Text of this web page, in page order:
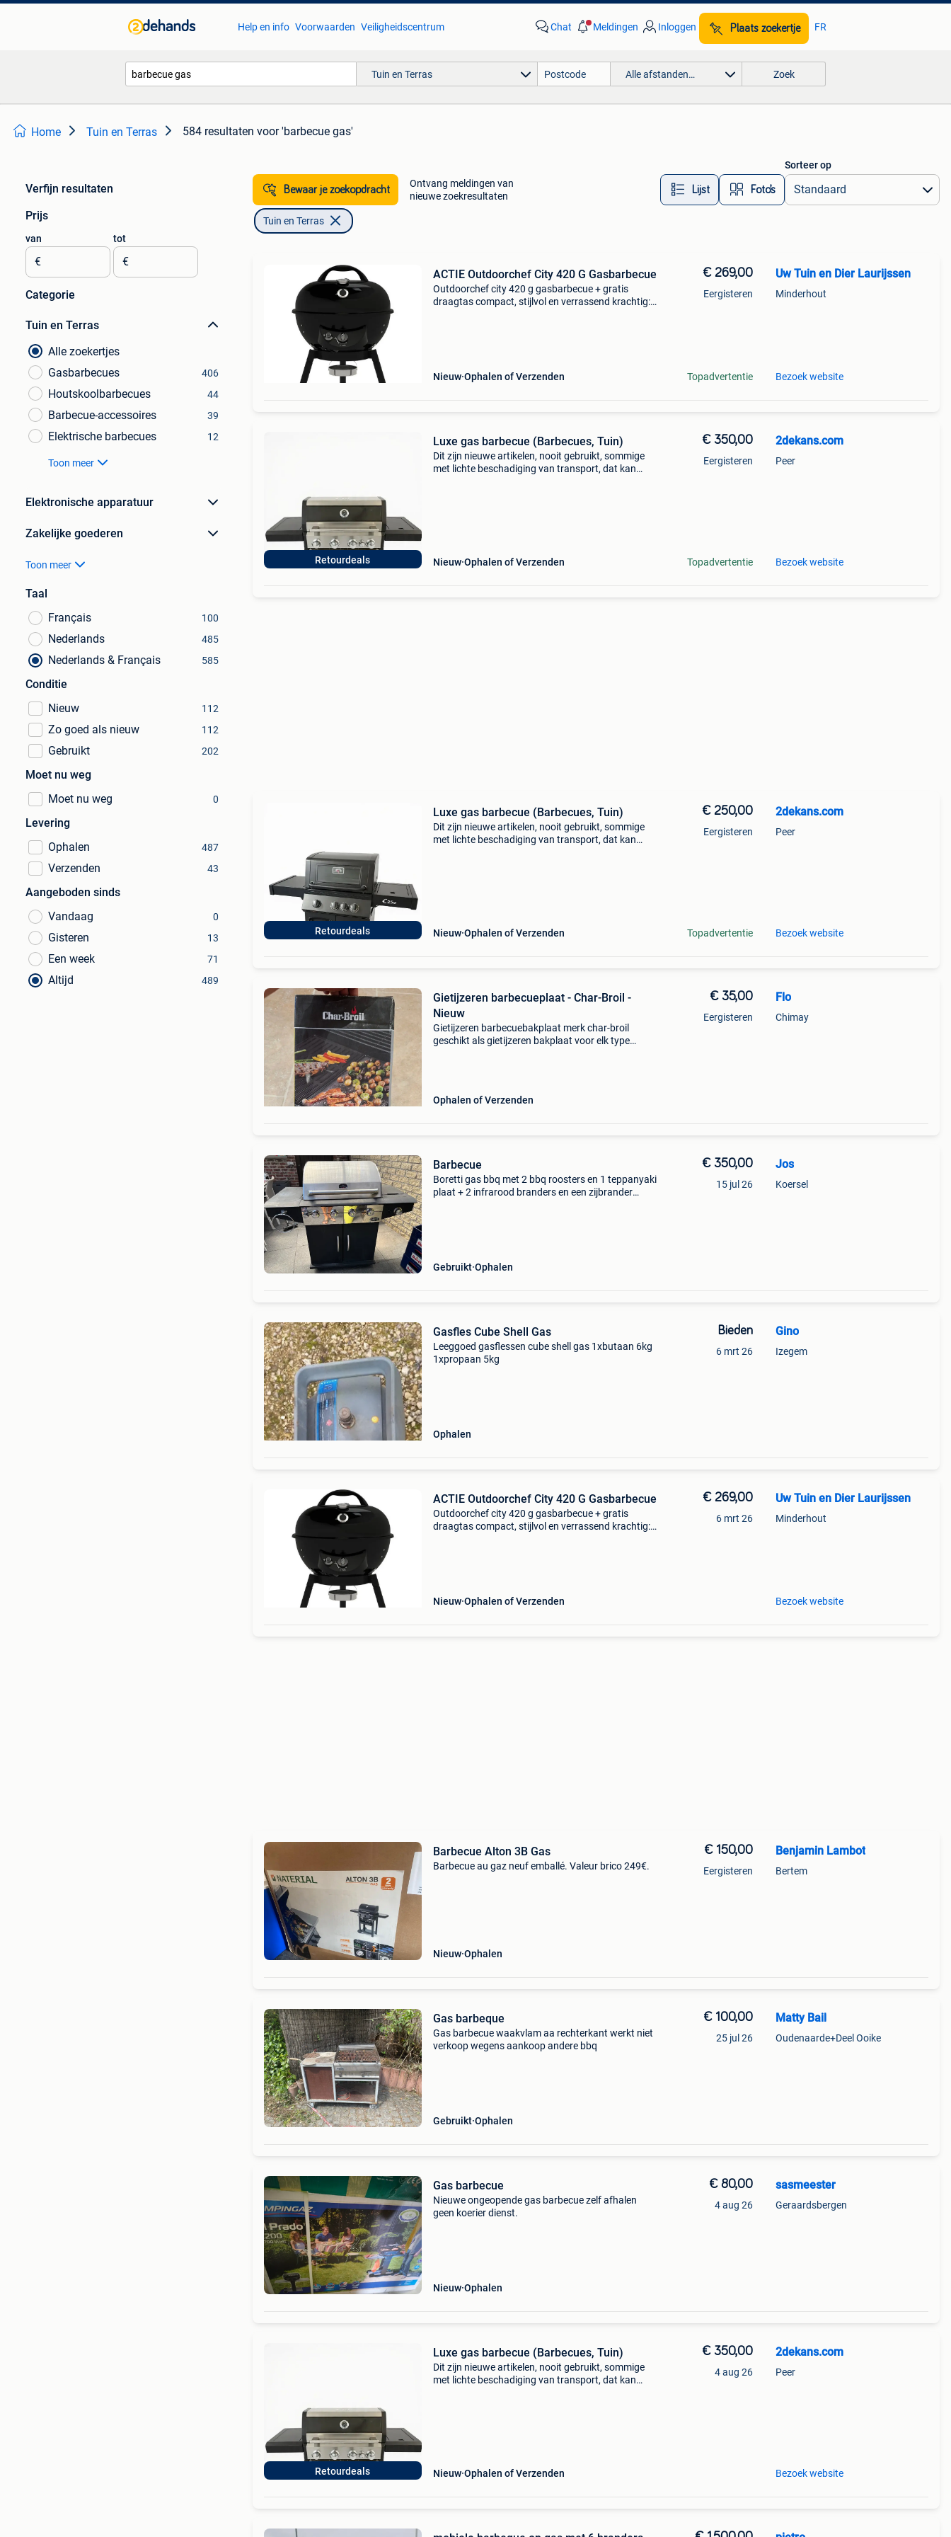
Help en info Voorwaarden Veiligheidscentrum Chat Meldingen Inloggen Plaats zoekertje FR
Tuin en Terras Alle afstanden… Zoek
Home Tuin en Terras 584 resultaten voor 'barbecue gas'
Verfijn resultaten
Prijs
van
€
tot
€
Categorie
Tuin en Terras
Alle zoekertjes
Gasbarbecues
406
Houtskoolbarbecues 44
Barbecue-accessoires 39
Elektrische barbecues 12
Toon meer
Elektronische apparatuur
Zakelijke goederen
Toon meer
Taal
Français
100
Nederlands 485
Nederlands & Français 585
Conditie
Nieuw
112
Zo goed als nieuw 112
Gebruikt 202
Moet nu weg
Moet nu weg
0
Levering
Ophalen
487
Verzenden 43
Aangeboden sinds
Vandaag
0
Gisteren 13
Een week 71
Altijd 489
Bewaar je zoekopdracht
Ontvang meldingen van
nieuwe zoekresultaten
Lijst Foto’s
Sorteer op
Tuin en Terras
ACTIE Outdoorchef City 420 G Gasbarbecue
Outdoorchef city 420 g gasbarbecue + gratis
draagtas compact, stijlvol en verrassend krachtig:
Nieuw Ophalen of Verzenden
€ 269,00
Eergisteren
Topadvertentie
Uw Tuin en Dier Laurijssen
Minderhout
Bezoek website
Retourdeals
Luxe gas barbecue (Barbecues, Tuin)
Dit zijn nieuwe artikelen, nooit gebruikt, sommige
met lichte beschadiging van transport, dat kan
Nieuw Ophalen of Verzenden
€ 350,00
Eergisteren
Topadvertentie
2dekans.com
Peer
Bezoek website
Retourdeals
Luxe gas barbecue (Barbecues, Tuin)
Dit zijn nieuwe artikelen, nooit gebruikt, sommige
met lichte beschadiging van transport, dat kan
Nieuw Ophalen of Verzenden
€ 250,00
Eergisteren
Topadvertentie
2dekans.com
Peer
Bezoek website
Gietijzeren barbecueplaat - Char-Broil -
Nieuw
Gietijzeren barbecuebakplaat merk char-broil
geschikt als gietijzeren bakplaat voor elk type
Ophalen of Verzenden
€ 35,00
Eergisteren
Flo
Chimay
Barbecue
Boretti gas bbq met 2 bbq roosters en 1 teppanyaki
plaat + 2 infrarood branders en een zijbrander
Gebruikt Ophalen
€ 350,00
15 jul 26
Jos
Koersel
Gasfles Cube Shell Gas
Leeggoed gasflessen cube shell gas 1xbutaan 6kg
1xpropaan 5kg
Ophalen
Bieden
6 mrt 26
Gino
Izegem
ACTIE Outdoorchef City 420 G Gasbarbecue
Outdoorchef city 420 g gasbarbecue + gratis
draagtas compact, stijlvol en verrassend krachtig:
Nieuw Ophalen of Verzenden
€ 269,00
6 mrt 26
Uw Tuin en Dier Laurijssen
Minderhout
Bezoek website
Barbecue Alton 3B Gas
Barbecue au gaz neuf emballé. Valeur brico 249€.
Nieuw Ophalen
€ 150,00
Eergisteren
Benjamin Lambot
Bertem
Gas barbeque
Gas barbecue waakvlam aa rechterkant werkt niet
verkoop wegens aankoop andere bbq
Gebruikt Ophalen
€ 100,00
25 jul 26
Matty Bail
Oudenaarde+Deel Ooike
Gas barbecue
Nieuwe ongeopende gas barbecue zelf afhalen
geen koerier dienst.
Nieuw Ophalen
€ 80,00
4 aug 26
sasmeester
Geraardsbergen
Retourdeals
Luxe gas barbecue (Barbecues, Tuin)
Dit zijn nieuwe artikelen, nooit gebruikt, sommige
met lichte beschadiging van transport, dat kan
Nieuw Ophalen of Verzenden
€ 350,00
4 aug 26
2dekans.com
Peer
Bezoek website